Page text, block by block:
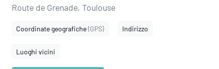
Route de Grenade, Toulouse
Coordinate geografiche(GPS) Indirizzo
Luoghi vicini